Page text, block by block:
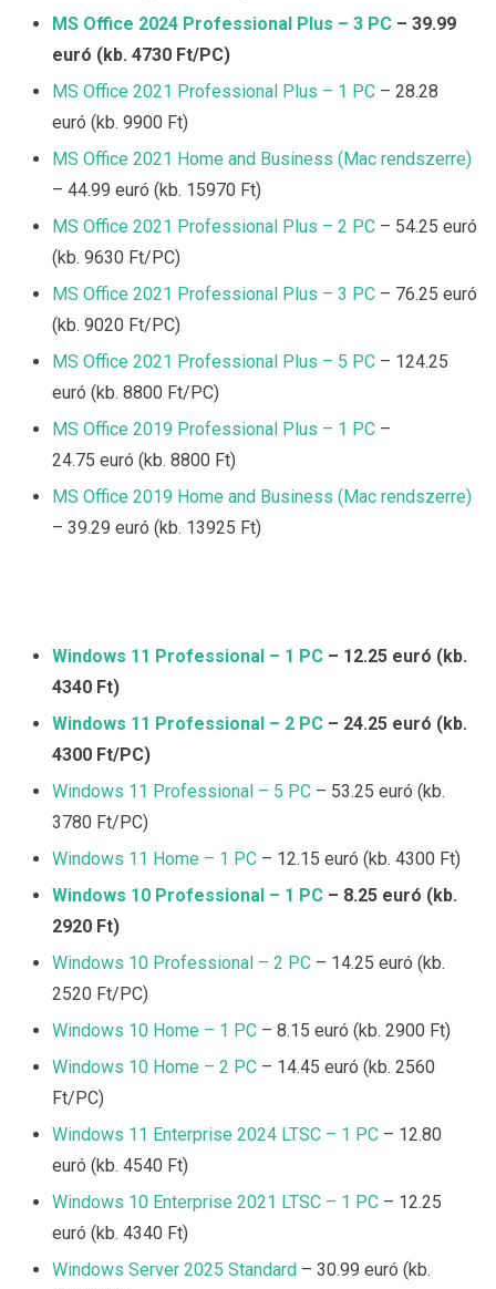
MS Office 2024 Professional Plus – 3 PC – 39.99
euró (kb. 4730 Ft/PC)
MS Office 2021 Professional Plus – 1 PC – 28.28
euró (kb. 9900 Ft)
MS Office 2021 Home and Business (Mac rendszerre)
– 44.99 euró (kb. 15970 Ft)
MS Office 2021 Professional Plus – 2 PC – 54.25 euró
(kb. 9630 Ft/PC)
MS Office 2021 Professional Plus – 3 PC – 76.25 euró
(kb. 9020 Ft/PC)
MS Office 2021 Professional Plus – 5 PC – 124.25
euró (kb. 8800 Ft/PC)
MS Office 2019 Professional Plus – 1 PC –
24.75 euró (kb. 8800 Ft)
MS Office 2019 Home and Business (Mac rendszerre)
– 39.29 euró (kb. 13925 Ft)
Windows 11 Professional – 1 PC – 12.25 euró (kb.
4340 Ft)
Windows 11 Professional – 2 PC – 24.25 euró (kb.
4300 Ft/PC)
Windows 11 Professional – 5 PC – 53.25 euró (kb.
3780 Ft/PC)
Windows 11 Home – 1 PC – 12.15 euró (kb. 4300 Ft)
Windows 10 Professional – 1 PC – 8.25 euró (kb.
2920 Ft)
Windows 10 Professional – 2 PC – 14.25 euró (kb.
2520 Ft/PC)
Windows 10 Home – 1 PC – 8.15 euró (kb. 2900 Ft)
Windows 10 Home – 2 PC – 14.45 euró (kb. 2560
Ft/PC)
Windows 11 Enterprise 2024 LTSC – 1 PC – 12.80
euró (kb. 4540 Ft)
Windows 10 Enterprise 2021 LTSC – 1 PC – 12.25
euró (kb. 4340 Ft)
Windows Server 2025 Standard – 30.99 euró (kb.